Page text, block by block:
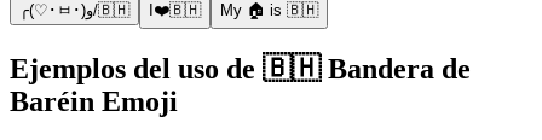
╭(♡･ㅂ･)و/🇧🇭 I❤️🇧🇭 My 🏠 is 🇧🇭
Ejemplos del uso de 🇧🇭 Bandera de
Baréin Emoji